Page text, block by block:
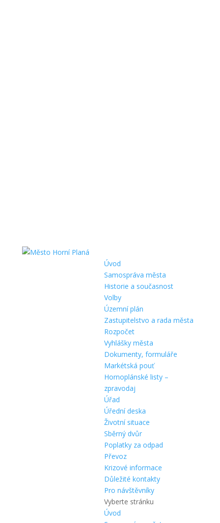
Úvod
Samospráva města
Historie a současnost
Volby
Územní plán
Zastupitelstvo a rada města
Rozpočet
Vyhlášky města
Dokumenty, formuláře
Markétská pouť
Hornoplánské listy –
zpravodaj
Úřad
Úřední deska
Životní situace
Sběrný dvůr
Poplatky za odpad
Převoz
Krizové informace
Důležité kontakty
Pro návštěvníky
Vyberte stránku
Úvod